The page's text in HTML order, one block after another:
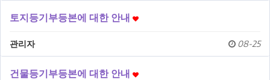
토지등기부등본에 대한 안내
관리자 08-25
건물등기부등본에 대한 안내